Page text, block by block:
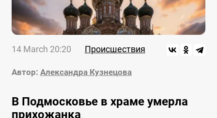
14 March 20:20 Происшествия
Автор: Александра Кузнецова
В Подмосковье в храме умерла
прихожанка